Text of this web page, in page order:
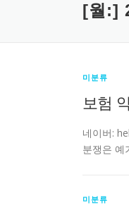
[월:]
미분류
보험
네이버:
분쟁은 예
미분류